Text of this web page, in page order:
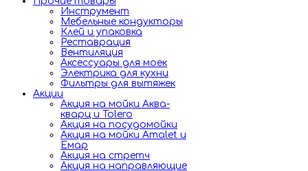
Инструмент
Мебельные кондукторы
Клей и упаковка
Реставрация
Вентиляция
Аксессуары для моек
Электрика для кухни
Фильтры для вытяжек
Акции
Акция на мойки Аква-
кварц и Tolero
Акция на посудомойки
Акция на мойки Amalet и
Емар
Акция на стретч
Акция на направляющие